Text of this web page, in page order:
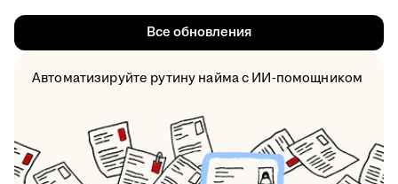
Все обновления
Автоматизируйте рутину найма с ИИ-помощником